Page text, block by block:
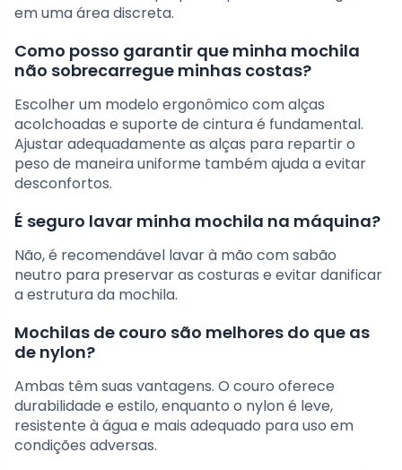
em uma área discreta.
Como posso garantir que minha mochila
não sobrecarregue minhas costas?
Escolher um modelo ergonômico com alças
acolchoadas e suporte de cintura é fundamental.
Ajustar adequadamente as alças para repartir o
peso de maneira uniforme também ajuda a evitar
desconfortos.
É seguro lavar minha mochila na máquina?
Não, é recomendável lavar à mão com sabão
neutro para preservar as costuras e evitar danificar
a estrutura da mochila.
Mochilas de couro são melhores do que as
de nylon?
Ambas têm suas vantagens. O couro oferece
durabilidade e estilo, enquanto o nylon é leve,
resistente à água e mais adequado para uso em
condições adversas.